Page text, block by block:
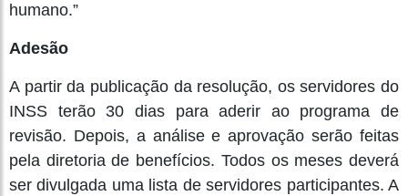
humano.”
Adesão
A partir da publicação da resolução, os servidores do
INSS terão 30 dias para aderir ao programa de
revisão. Depois, a análise e aprovação serão feitas
pela diretoria de benefícios. Todos os meses deverá
ser divulgada uma lista de servidores participantes. A